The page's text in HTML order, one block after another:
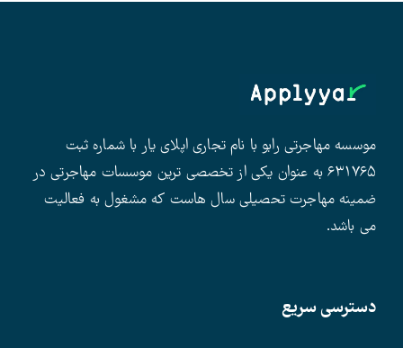
موسسه مهاجرتی رابو با نام تجاری اپلای یار با شماره ثبت
۶۳۱۷۶۵ به عنوان یکی از تخصصی ترین موسسات مهاجرتی در
ضمینه مهاجرت تحصیلی سال هاست که مشغول به فعالیت
می باشد.
دسترسی سریع